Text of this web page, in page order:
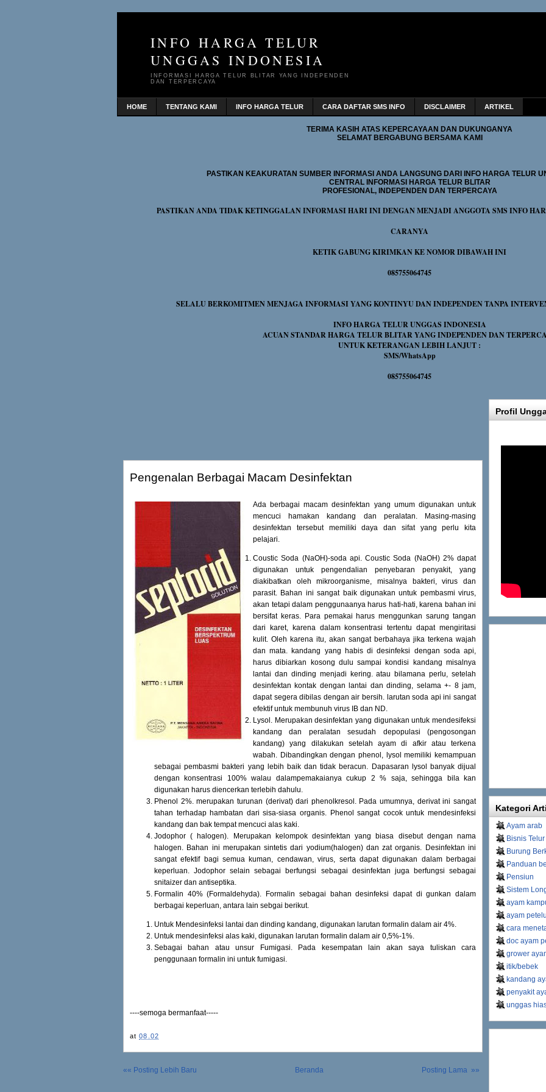
INFO HARGA TELUR
UNGGAS INDONESIA
INFORMASI HARGA TELUR BLITAR YANG INDEPENDEN
DAN TERPERCAYA
HOME TENTANG KAMI INFO HARGA TELUR CARA DAFTAR SMS INFO DISCLAIMER ARTIKEL
TERIMA KASIH ATAS KEPERCAYAAN DAN DUKUNGANYA
SELAMAT BERGABUNG BERSAMA KAMI
PASTIKAN KEAKURATAN SUMBER INFORMASI ANDA LANGSUNG DARI INFO HARGA TELUR
CENTRAL INFORMASI HARGA TELUR BLITAR
PROFESIONAL, INDEPENDEN DAN TERPERCAYA
PASTIKAN ANDA TIDAK KETINGGALAN INFORMASI HARI INI DENGAN MENJADI ANGGOTA SMS INFO
CARANYA
KETIK GABUNG KIRIMKAN KE NOMOR DIBAWAH INI
085755064745
SELALU BERKOMITMEN MENJAGA INFORMASI YANG KONTINYU DAN INDEPENDEN TANPA
INFO HARGA TELUR UNGGAS INDONESIA
ACUAN STANDAR HARGA TELUR BLITAR YANG INDEPENDEN DAN
UNTUK KETERANGAN LEBIH LANJUT :
SMS/WhatsApp
085755064745
Pengenalan Berbagai Macam Desinfektan
Ada berbagai macam desinfektan yang umum digunakan untuk
mencuci hamakan kandang dan peralatan. Masing-masing
desinfektan tersebut memiliki daya dan sifat yang perlu kita
pelajari.
Coustic Soda (NaOH)-soda api. Coustic Soda (NaOH) 2% dapat
digunakan untuk pengendalian penyebaran penyakit, yang
diakibatkan oleh mikroorganisme, misalnya bakteri, virus dan
parasit. Bahan ini sangat baik digunakan untuk pembasmi virus,
akan tetapi dalam penggunaanya harus hati-hati, karena bahan ini
bersifat keras. Para pemakai harus menggunkan sarung tangan
dari karet, karena dalam konsentrasi tertentu dapat mengiritasi
kulit. Oleh karena itu, akan sangat berbahaya jika terkena wajah
dan mata. kandang yang habis di desinfeksi dengan soda api,
harus dibiarkan kosong dulu sampai kondisi kandang misalnya
lantai dan dinding menjadi kering. atau bilamana perlu, setelah
desinfektan kontak dengan lantai dan dinding, selama +- 8 jam,
dapat segera dibilas dengan air bersih. larutan soda api ini sangat
efektif untuk membunuh virus IB dan ND.
Lysol. Merupakan desinfektan yang digunakan untuk mendesifeksi
kandang dan peralatan sesudah depopulasi (pengosongan
kandang) yang dilakukan setelah ayam di afkir atau terkena
wabah. Dibandingkan dengan phenol, lysol memiliki kemampuan
sebagai pembasmi bakteri yang lebih baik dan tidak beracun. Dapasaran lysol banyak dijual
dengan konsentrasi 100% walau dalampemakaianya cukup 2 % saja, sehingga bila kan
digunakan harus diencerkan terlebih dahulu.
Phenol 2%. merupakan turunan (derivat) dari phenolkresol. Pada umumnya, derivat ini sangat
tahan terhadap hambatan dari sisa-siasa organis. Phenol sangat cocok untuk mendesinfeksi
kandang dan bak tempat mencuci alas kaki.
Jodophor ( halogen). Merupakan kelompok desinfektan yang biasa disebut dengan nama
halogen. Bahan ini merupakan sintetis dari yodium(halogen) dan zat organis. Desinfektan ini
sangat efektif bagi semua kuman, cendawan, virus, serta dapat digunakan dalam berbagai
keperluan. Jodophor selain sebagai berfungsi sebagai desinfektan juga berfungsi sebagai
snitaizer dan antiseptika.
Formalin 40% (Formaldehyda). Formalin sebagai bahan desinfeksi dapat di gunkan dalam
berbagai keperluan, antara lain sebgai berikut.
Untuk Mendesinfeksi lantai dan dinding kandang, digunakan larutan formalin dalam air 4%.
Untuk mendesinfeksi alas kaki, digunakan larutan formalin dalam air 0,5%-1%.
Sebagai bahan atau unsur Fumigasi. Pada kesempatan lain akan saya tuliskan cara
penggunaan formalin ini untuk fumigasi.
----semoga bermanfaat-----
at08.02
«« Posting Lebih Baru Posting Lama »»
Beranda
Profil
Kategori
Ayam arab
Bisnis Telur
Burung
Panduan
Pensiun
Sistem
ayam
ayam
cara
doc ayam
grower
itik/bebek
kandang
penyakit
unggas